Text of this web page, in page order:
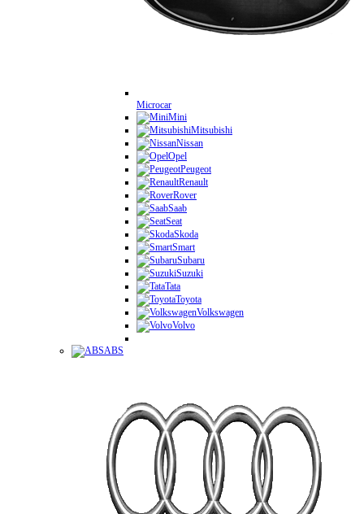
Microcar
Mini
Mitsubishi
Nissan
Opel
Peugeot
Renault
Rover
Saab
Seat
Skoda
Smart
Subaru
Suzuki
Tata
Toyota
Volkswagen
Volvo
ABS